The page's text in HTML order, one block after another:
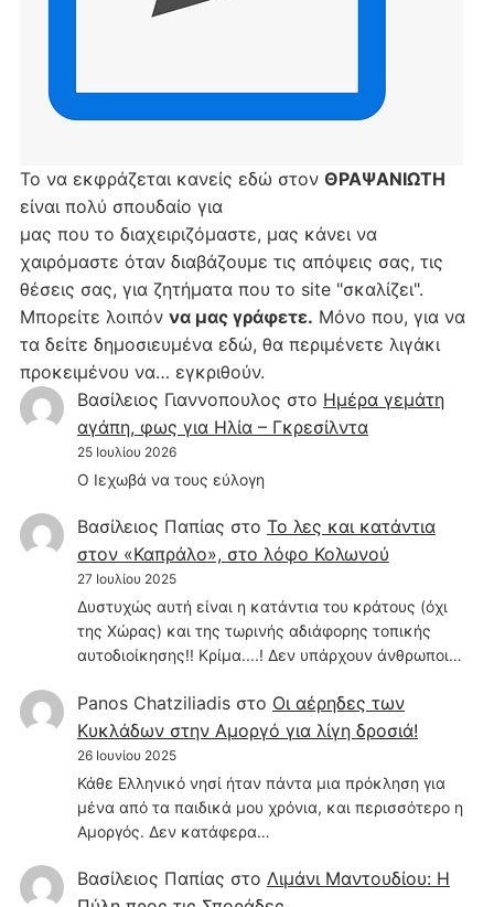
Το να εκφράζεται κανείς εδώ στον ΘΡΑΨΑΝΙΩΤΗ
είναι πολύ σπουδαίο για
μας που το διαχειριζόμαστε, μας κάνει να
χαιρόμαστε όταν διαβάζουμε τις απόψεις σας, τις
θέσεις σας, για ζητήματα που το site "σκαλίζει".
Μπορείτε λοιπόν να μας γράφετε. Μόνο που, για να
τα δείτε δημοσιευμένα εδώ, θα περιμένετε λιγάκι
προκειμένου να… εγκριθούν.
Βασίλειος Γιαννοπουλος στο Hμέρα γεμάτη
αγάπη, φως για Ηλία – Γκρεσίλντα
25 Ιουλίου 2026
Ο Ιεχωβά να τους εύλογη
Βασίλειος Παπίας στο Το λες και κατάντια
στον «Καπράλο», στο λόφο Κολωνού
27 Ιουλίου 2025
Δυστυχώς αυτή είναι η κατάντια του κράτους (όχι
της Χώρας) και της τωρινής αδιάφορης τοπικής
αυτοδιοίκησης!! Κρίμα....! Δεν υπάρχουν άνθρωποι…
Panos Chatziliadisστο Οι αέρηδες των
Κυκλάδων στην Αμοργό για λίγη δροσιά!
26 Ιουνίου 2025
Κάθε Ελληνικό νησί ήταν πάντα μια πρόκληση για
μένα από τα παιδικά μου χρόνια, και περισσότερο η
Αμοργός. Δεν κατάφερα…
Βασίλειος Παπίας στο Λιμάνι Μαντουδίου: Η